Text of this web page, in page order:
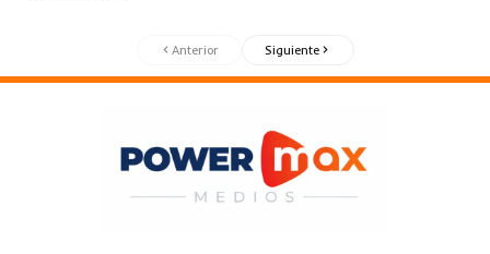
Anterior Siguiente